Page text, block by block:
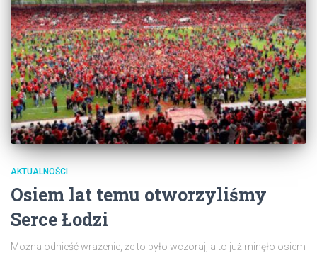
AKTUALNOŚCI
Osiem lat temu otworzyliśmy
Serce Łodzi
Można odnieść wrażenie, że to było wczoraj, a to już minęło osiem